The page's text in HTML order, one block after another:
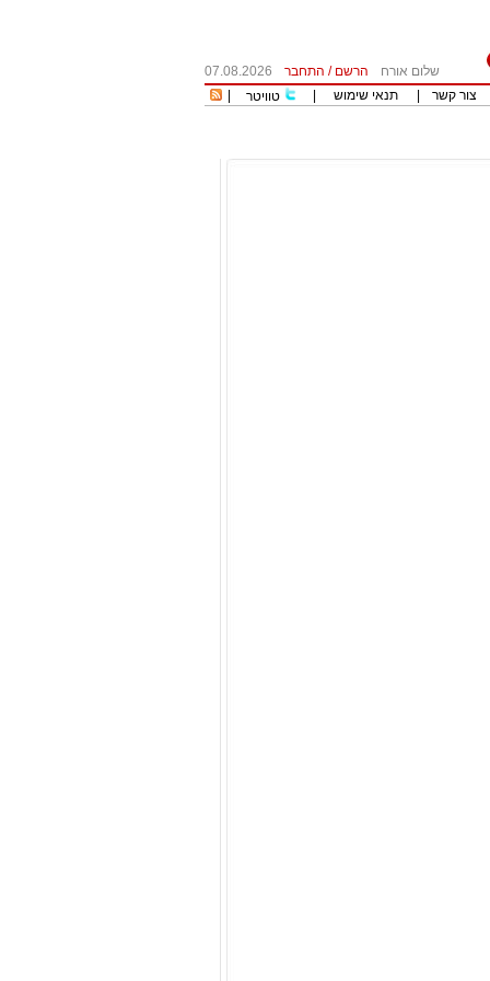
שלום אורח הרשם / התחבר
07.08.2026
צור קשר תנאי שימוש טוויטר